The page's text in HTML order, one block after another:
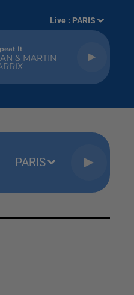
Live : PARIS
It
& MARTIN
PARIS